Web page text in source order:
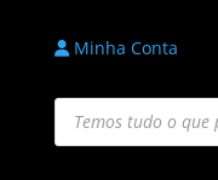
Minha Conta
Products
search